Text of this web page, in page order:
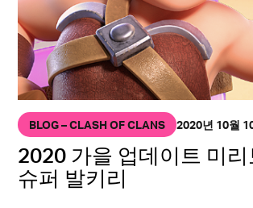
BLOG – CLASH OF CLANS 2020년 10월
2020 가을 업데이트 미
슈퍼 발키리